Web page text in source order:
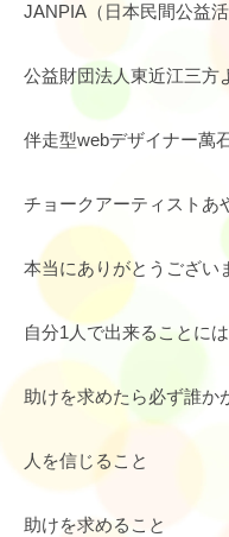
JANPIA（日本民間公益
公益財団法人東近江三
伴走型webデザイナー萬
チョークアーティストあ
本当にありがとうござい
自分1人で出来ることに
助けを求めたら必ず誰か
人を信じること
助けを求めること